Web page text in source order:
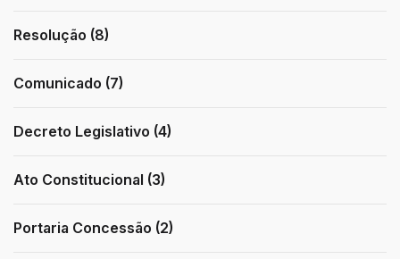
Resolução (8)
Comunicado (7)
Decreto Legislativo (4)
Ato Constitucional (3)
Portaria Concessão (2)